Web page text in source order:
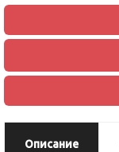
Описание